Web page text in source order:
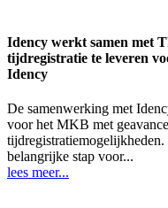
Idency werkt samen met
tijdregistratie te leveren
Idency
De samenwerking met
voor het MKB met
belangrijke stap voor...
lees meer...